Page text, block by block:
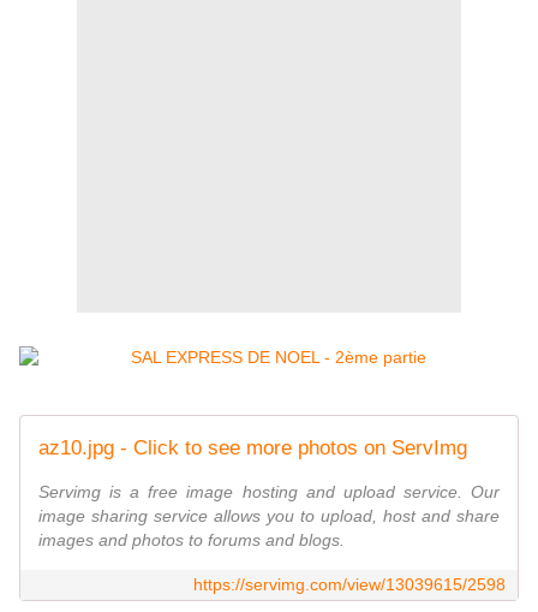
az10.jpg - Click to see more photos on ServImg
Servimg is a free image hosting and upload service. Our
image sharing service allows you to upload, host and share
images and photos to forums and blogs.
https://servimg.com/view/13039615/2598